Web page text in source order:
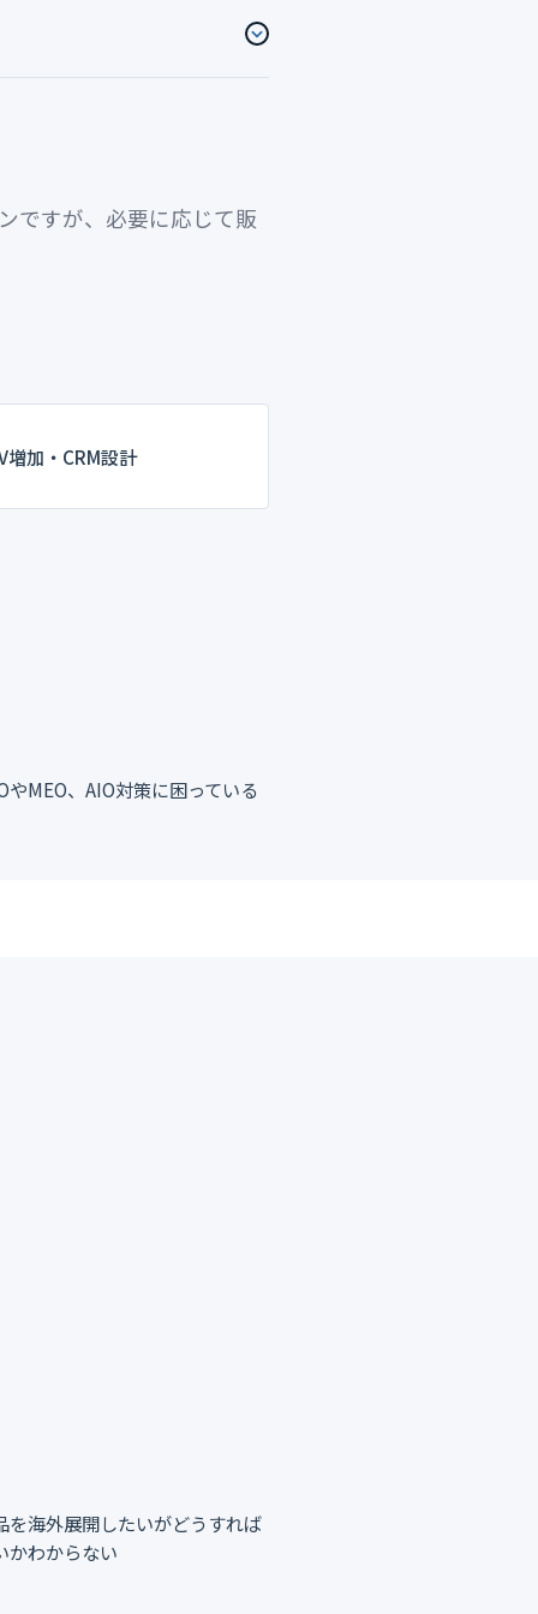
ですが、必要に応じて販
増加・CRM設計
やMEO、AIO対策に困っている
を海外展開したいがどうすれば
かわからない